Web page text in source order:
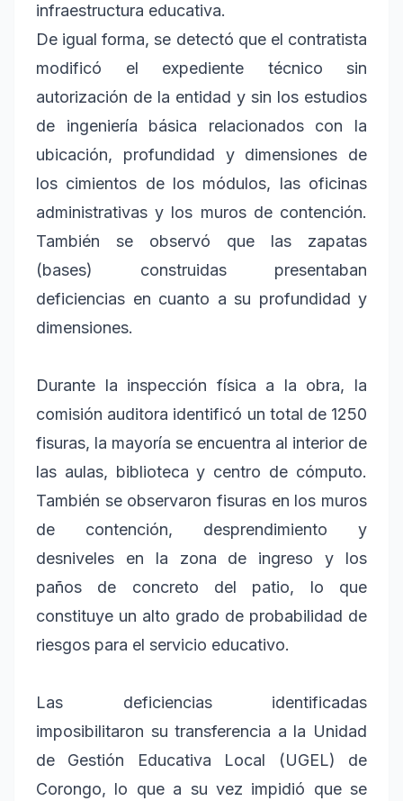
infraestructura educativa.
De igual forma, se detectó que el contratista
modificó el expediente técnico sin
autorización de la entidad y sin los estudios
de ingeniería básica relacionados con la
ubicación, profundidad y dimensiones de
los cimientos de los módulos, las oficinas
administrativas y los muros de contención.
También se observó que las zapatas
(bases) construidas presentaban
deficiencias en cuanto a su profundidad y
dimensiones.
Durante la inspección física a la obra, la
comisión auditora identificó un total de 1250
fisuras, la mayoría se encuentra al interior de
las aulas, biblioteca y centro de cómputo.
También se observaron fisuras en los muros
de contención, desprendimiento y
desniveles en la zona de ingreso y los
paños de concreto del patio, lo que
constituye un alto grado de probabilidad de
riesgos para el servicio educativo.
Las deficiencias identificadas
imposibilitaron su transferencia a la Unidad
de Gestión Educativa Local (UGEL) de
Corongo, lo que a su vez impidió que se